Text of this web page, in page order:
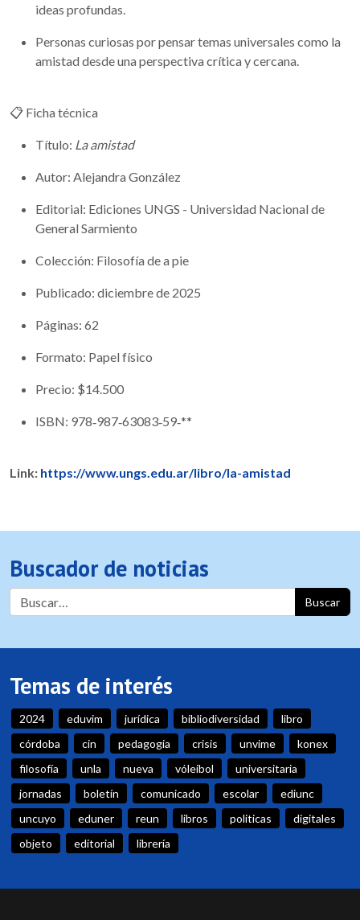
ideas profundas.
Personas curiosas por pensar temas universales como la
amistad desde una perspectiva crítica y cercana.
📋 Ficha técnica
Título: La amistad
Autor: Alejandra González
Editorial: Ediciones UNGS - Universidad Nacional de
General Sarmiento
Colección: Filosofía de a pie
Publicado: diciembre de 2025
Páginas: 62
Formato: Papel físico
Precio: $14.500
ISBN: 978‑987‑63083‑59‑**
Link: https://www.ungs.edu.ar/libro/la-amistad
Buscador de noticias
Buscar
Temas de interés
2024 eduvim jurídica bibliodiversidad
libro
córdoba
cin pedagogia crisis unvime
konex
filosofía
unla nueva vóleibol
universitaria
jornadas
boletín comunicado escolar
ediunc
uncuyo
eduner reun libros politicas
digitales
objeto
editorial librería